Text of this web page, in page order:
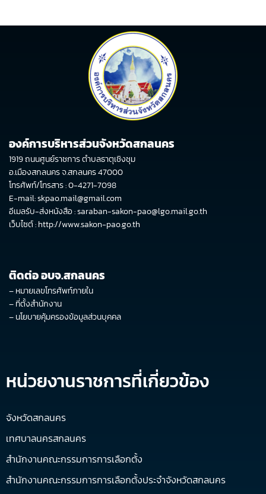
องค์การบริหารส่วนจังหวัดสกลนคร
1919 ถนนศูนย์ราชการ ตำบลธาตุเชิงชุม
อ.เมืองสกลนคร จ.สกลนคร 47000
โทรศัพท์/โทรสาร : 0-4271-7098
E-mail: skpao.mail@gmail.com
อีเมลรับ-ส่งหนังสือ : saraban-sakon-pao@lgo.mail.go.th
เว็บไซต์ :http://www.sakon-pao.go.th
ติดต่อ อบจ.สกลนคร
–หมายเลขโทรศัพท์ภายใน
–ที่ตั้งสำนักงาน
–นโยบายคุ้มครองข้อมูลส่วนบุคคล
หน่วยงานราชการที่เกี่ยวข้อง
จังหวัดสกลนคร
เทศบาลนครสกลนคร
สำนักงานคณะกรรมการการเลือกตั้ง
สำนักงานคณะกรรมการการเลือกตั้งประจำจังหวัดสกลนคร